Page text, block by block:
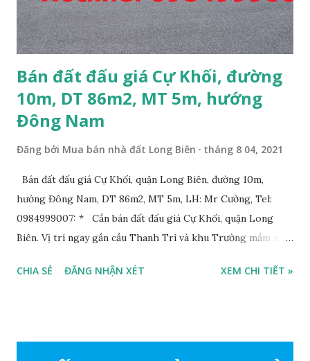
Bán đất đấu giá Cự Khối, đường
10m, DT 86m2, MT 5m, hướng
Đông Nam
Đăng bởi Mua bán nhà đất Long Biên tháng 8 04, 2021
Bán đất đấu giá Cự Khối, quận Long Biên, đường 10m,
hướng Đông Nam, DT 86m2, MT 5m, LH: Mr Cường, Tel:
0984999007: * Cần bán đất đấu giá Cự Khối, quận Long
Biên. Vị trí ngay gần cầu Thanh Trì và khu Trường mầm non,
đấu giá phường Cự Khối, khu đấu giá mới năm 2020, hạ tầng
CHIA SẺ ĐĂNG NHẬN XÉT XEM CHI TIẾT »